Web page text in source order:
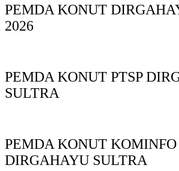
PEMDA KONUT
2026
PEMDA KONUT PTSP
SULTRA
PEMDA KONUT KOMINFO
DIRGAHAYU SULTRA